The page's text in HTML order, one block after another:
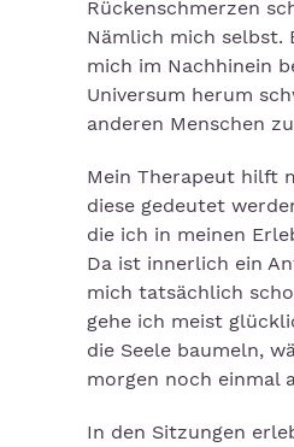
Rückenschmerzen
Nämlich mich selbst.
mich im Nachhinein
Universum herum
anderen Menschen
Mein Therapeut hilft
diese gedeutet
die ich in meinen
Da ist innerlich ein
mich tatsächlich
gehe ich meist
die Seele baumeln,
morgen noch einmal
In den Sitzungen